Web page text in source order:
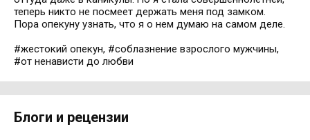
теперь никто не посмеет держать меня под замком.
Пора опекуну узнать, что я о нем думаю на самом деле.
#жестокий опекун, #соблазнение взрослого мужчины,
#от ненависти до любви
Блоги и рецензии